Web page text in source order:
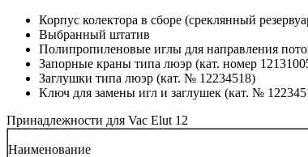
Корпус колектора в сборе (среклянный
Выбранный штатив
Полипропиленовые иглы для направления
Запорные краны типа люэр (кат. номер
Заглушки типа люэр (кат. № 12234518)
Ключ для замены игл и заглушек (кат. №
Принадлежности для Vac Elut 12
Наименование